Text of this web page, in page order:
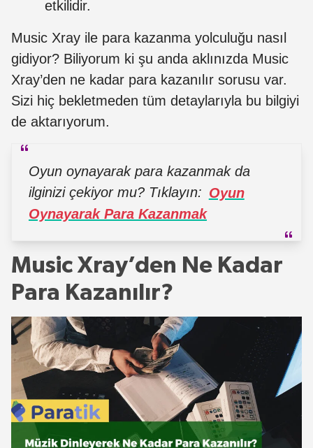
etkilidir.
Music Xray ile para kazanma yolculuğu nasıl
gidiyor? Biliyorum ki şu anda aklınızda Music
Xray’den ne kadar para kazanılır sorusu var.
Sizi hiç bekletmeden tüm detaylarıyla bu bilgiyi
de aktarıyorum.
Oyun oynayarak para kazanmak da
ilginizi çekiyor mu? Tıklayın: Oyun
Oynayarak Para Kazanmak
Music Xray’den Ne Kadar
Para Kazanılır?